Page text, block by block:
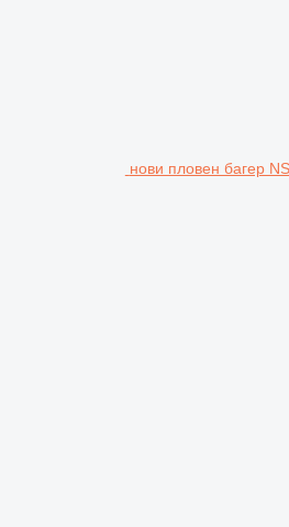
нови пловен багер